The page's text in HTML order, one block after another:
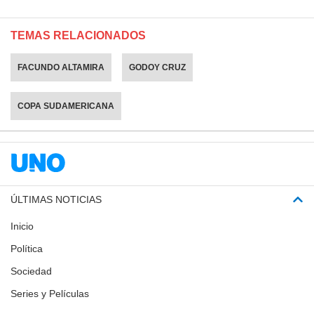
TEMAS RELACIONADOS
FACUNDO ALTAMIRA GODOY CRUZ
COPA SUDAMERICANA
ÚLTIMAS NOTICIAS
Inicio
Política
Sociedad
Series y Películas